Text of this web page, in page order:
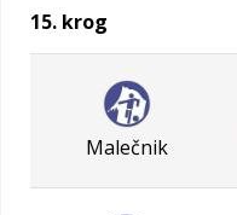
15. krog
Malečnik